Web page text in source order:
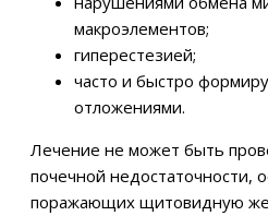
макроэлементов;
гиперестезией;
часто и быстро
отложениями.
Лечение не может быть
почечной недостаточности,
поражающих щитовидную